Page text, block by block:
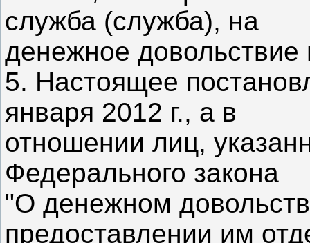
служба (служба), на
денежное
5. Настоящее
января 2012 г., а в
отношении лиц,
Федерального закона
"О денежном
предоставлении им